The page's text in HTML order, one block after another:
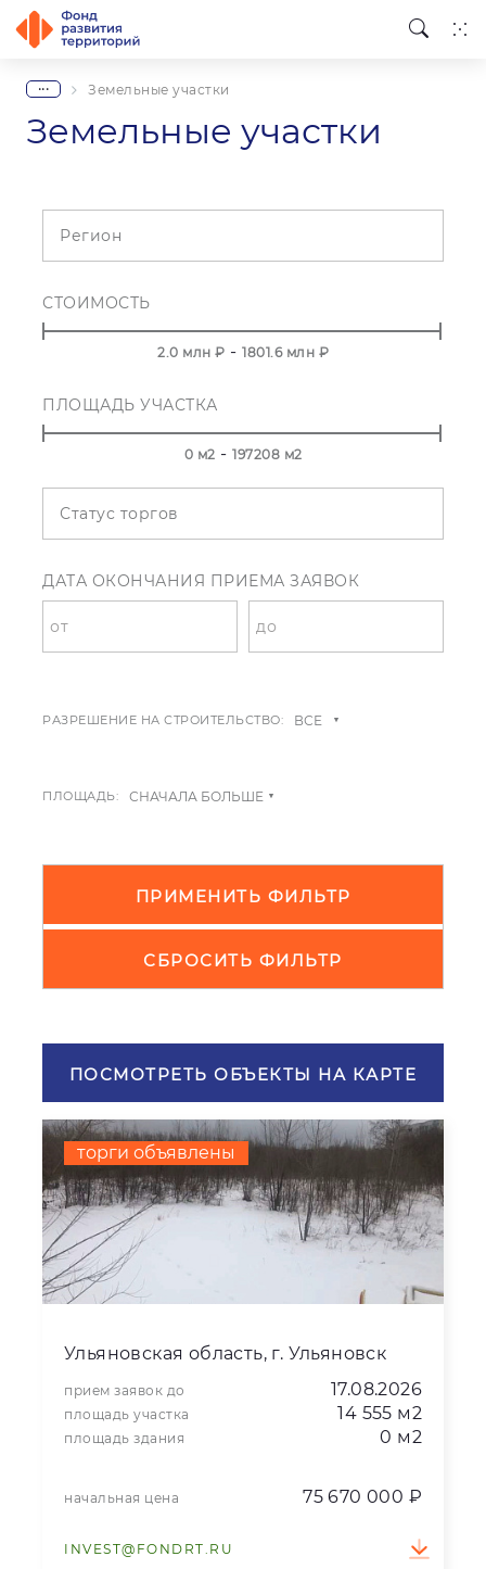
... Земельные участки
Земельные участки
Регион
СТОИМОСТЬ
2.0 млн ₽ - 1801.6млн ₽
ПЛОЩАДЬ УЧАСТКА
0 м2 - 197208 м2
Статус торгов
ДАТА ОКОНЧАНИЯ ПРИЕМА ЗАЯВОК
РАЗРЕШЕНИЕ НА СТРОИТЕЛЬСТВО:
ПЛОЩАДЬ:
ПРИМЕНИТЬ ФИЛЬТР
СБРОСИТЬ ФИЛЬТР
ПОСМОТРЕТЬ ОБЪЕКТЫ НА КАРТЕ
торги объявлены
Ульяновская область, г. Ульяновск
прием заявок до 17.08.2026
площадь участка 14 555 м2
площадь здания 0 м2
начальная цена 75 670 000 ₽
INVEST@FONDRT.RU